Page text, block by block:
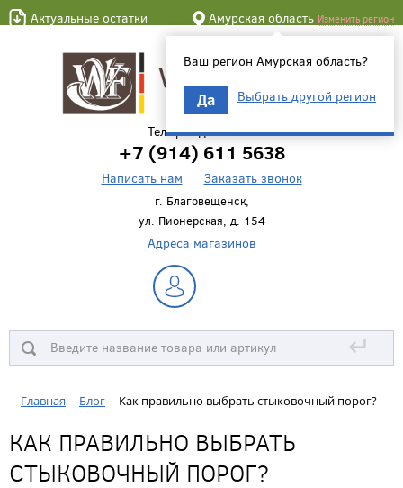
Актуальные остатки Амурская область Изменить регион
Ваш регион Амурская область?
Да Выбрать другой регион
Телефон для связи
+7 (914) 611 5638
Написать нам Заказать звонок
г. Благовещенск,
ул. Пионерская, д. 154
Адреса магазинов
↵
Главная Блог Как правильно выбрать стыковочный порог?
КАК ПРАВИЛЬНО ВЫБРАТЬ
СТЫКОВОЧНЫЙ ПОРОГ?